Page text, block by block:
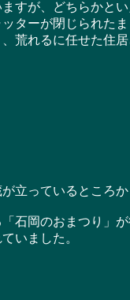
すが、どちらかと
ターが閉じられたま
荒れるに任せた住居
っているところか
石岡のおまつり」
いました。